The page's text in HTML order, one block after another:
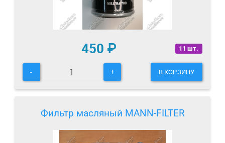
11 шт.
450 ₽
- + В КОРЗИНУ
Фильтр масляный MANN-FILTER